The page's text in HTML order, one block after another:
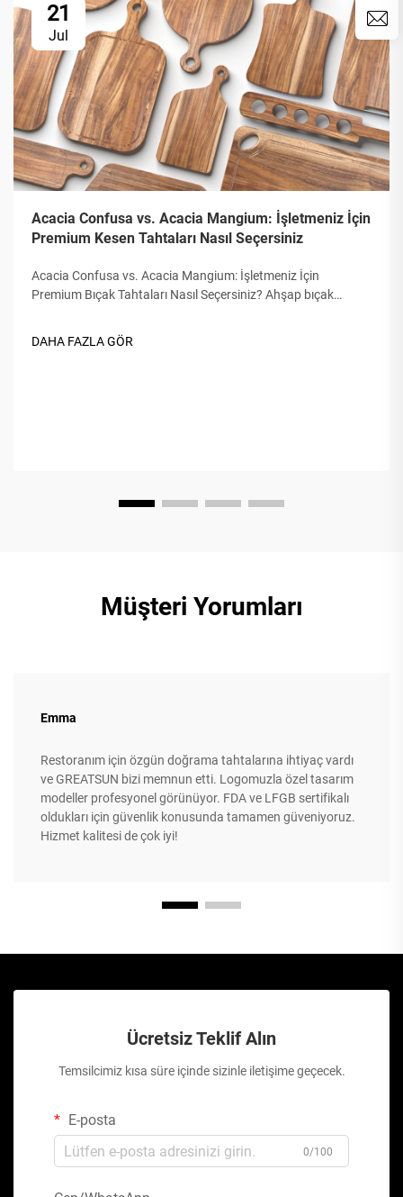
21
Jul
Acacia Confusa vs. Acacia Mangium: İşletmeniz İçin
Premium Kesen Tahtaları Nasıl Seçersiniz
Acacia Confusa vs. Acacia Mangium: İşletmeniz İçin
Premium Bıçak Tahtaları Nasıl Seçersiniz? Ahşap bıçak
dayanıklılığı nedeniyle takdir edilir. Ancak tüm Acacia eşit
değildir. Pazarda insanlar sıklıkla karıştırır...
DAHA FAZLA GÖR
Müşteri Yorumları
Emma
Restoranım için özgün doğrama tahtalarına ihtiyaç vardı
ve GREATSUN bizi memnun etti. Logomuzla özel tasarım
modeller profesyonel görünüyor. FDA ve LFGB sertifikalı
oldukları için güvenlik konusunda tamamen güveniyoruz.
Hizmet kalitesi de çok iyi!
Ücretsiz Teklif Alın
Temsilcimiz kısa süre içinde sizinle iletişime geçecek.
E-posta
0/100